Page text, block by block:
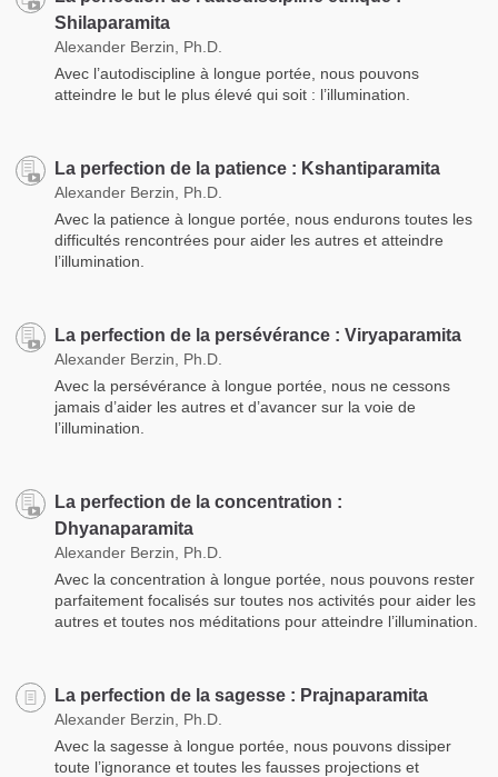
Shilaparamita
Alexander Berzin, Ph.D.
Avec l’autodiscipline à longue portée, nous pouvons
atteindre le but le plus élevé qui soit : l’illumination.
La perfection de la patience : Kshantiparamita
Alexander Berzin, Ph.D.
Avec la patience à longue portée, nous endurons toutes les
difficultés rencontrées pour aider les autres et atteindre
l’illumination.
La perfection de la persévérance : Viryaparamita
Alexander Berzin, Ph.D.
Avec la persévérance à longue portée, nous ne cessons
jamais d’aider les autres et d’avancer sur la voie de
l’illumination.
La perfection de la concentration :
Dhyanaparamita
Alexander Berzin, Ph.D.
Avec la concentration à longue portée, nous pouvons rester
parfaitement focalisés sur toutes nos activités pour aider les
autres et toutes nos méditations pour atteindre l’illumination.
La perfection de la sagesse : Prajnaparamita
Alexander Berzin, Ph.D.
Avec la sagesse à longue portée, nous pouvons dissiper
toute l’ignorance et toutes les fausses projections et